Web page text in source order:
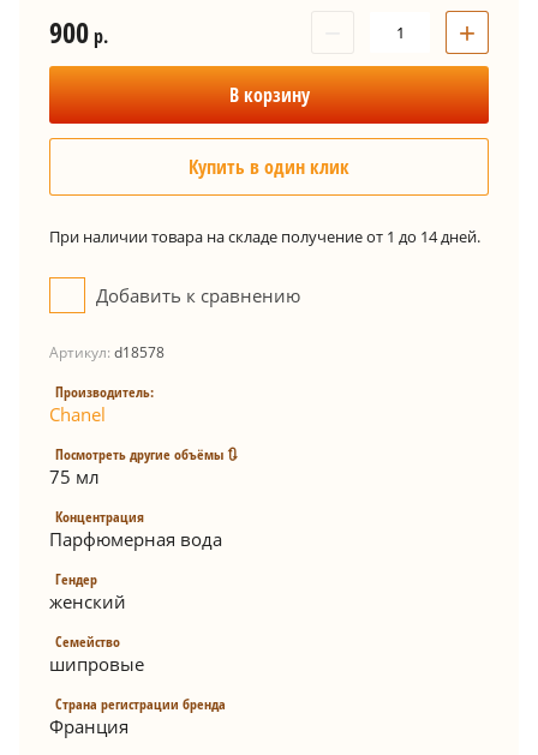
900р. +
В корзину
Купить в один клик
При наличии товара на складе получение от 1 до 14 дней.
Добавить к сравнению
Артикул: d18578
Производитель:
Chanel
Посмотреть другие объёмы 🔃
75 мл
Концентрация
Парфюмерная вода
Гендер
женский
Семейство
шипровые
Страна регистрации бренда
Франция